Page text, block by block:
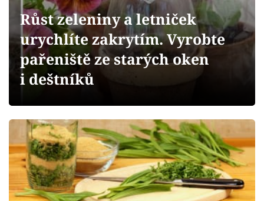
Přihlášení
Sledujte nás
Růst zeleniny a letniček
urychlíte zakrytím. Vyrobte
pařeniště ze starých oken
i deštníků